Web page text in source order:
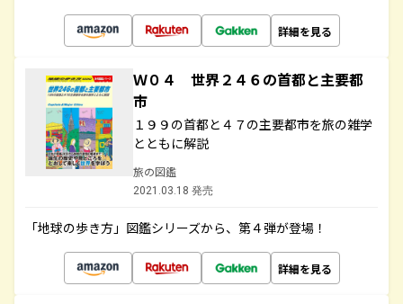
詳細を見る
Ｗ０４ 世界２４６の首都と主要都
市
１９９の首都と４７の主要都市を旅の雑学
とともに解説
旅の図鑑
2021.03.18 発売
「地球の歩き方」図鑑シリーズから、第４弾が登場！
詳細を見る